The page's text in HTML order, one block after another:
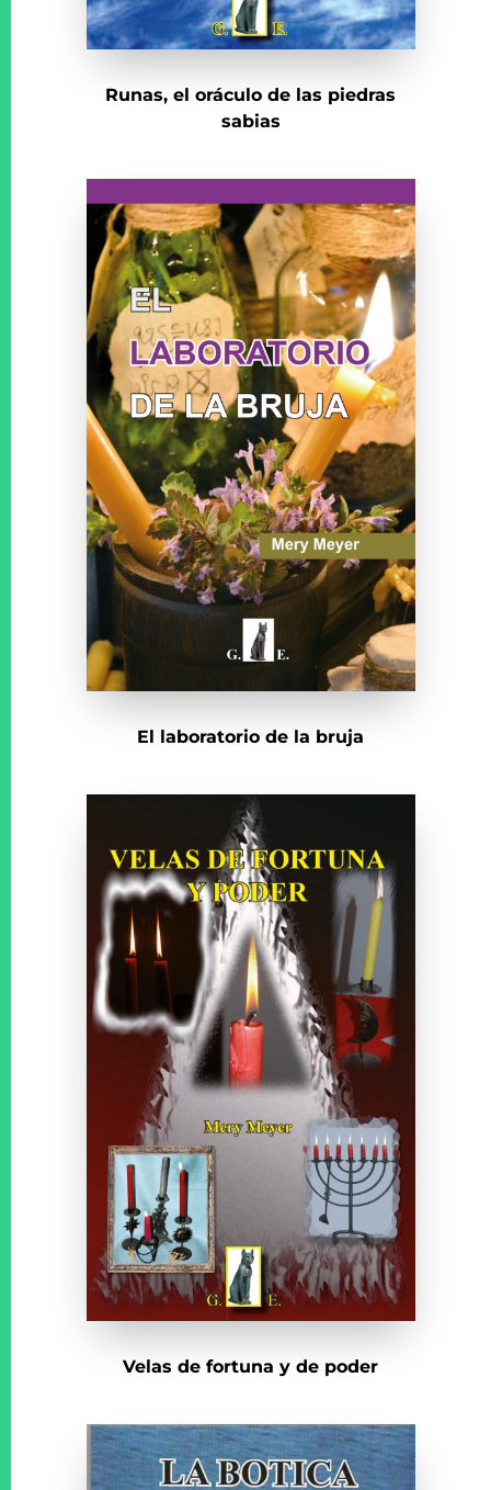
Runas, el oráculo de las piedras
sabias
El laboratorio de la bruja
Velas de fortuna y de poder